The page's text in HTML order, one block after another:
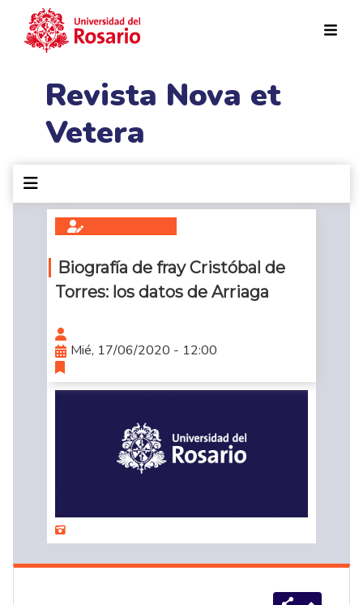
Revista Nova et
Vetera
Biografía de fray Cristóbal de
Torres: los datos de Arriaga
Mié, 17/06/2020 - 12:00